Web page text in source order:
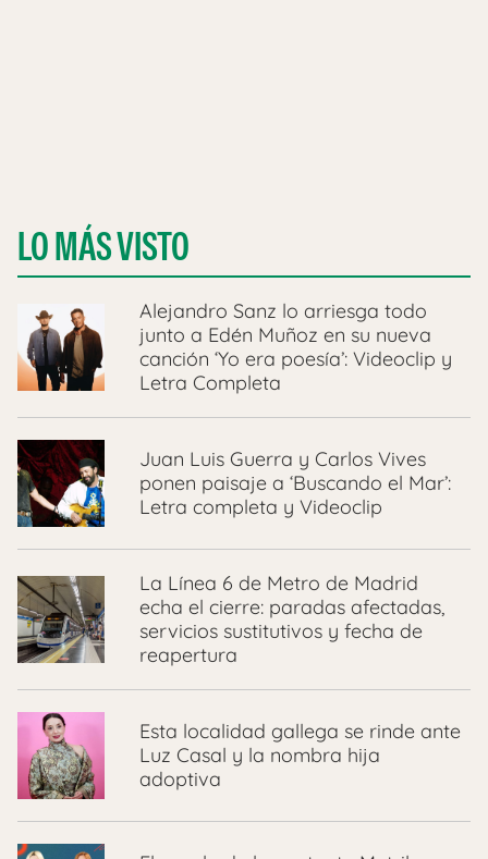
LO MÁS VISTO
Alejandro Sanz lo arriesga todo
junto a Edén Muñoz en su nueva
canción ‘Yo era poesía’: Videoclip y
Letra Completa
Juan Luis Guerra y Carlos Vives
ponen paisaje a ‘Buscando el Mar’:
Letra completa y Videoclip
La Línea 6 de Metro de Madrid
echa el cierre: paradas afectadas,
servicios sustitutivos y fecha de
reapertura
Esta localidad gallega se rinde ante
Luz Casal y la nombra hija
adoptiva